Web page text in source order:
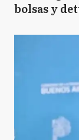
bolsas y